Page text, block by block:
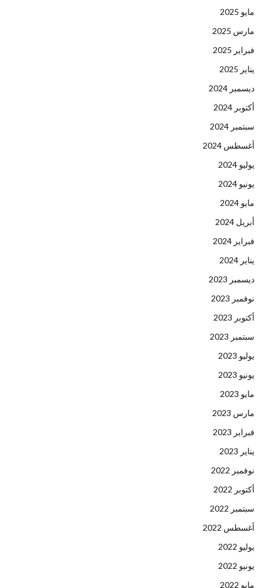
مايو 2025
مارس 2025
فبراير 2025
يناير 2025
ديسمبر 2024
أكتوبر 2024
سبتمبر 2024
أغسطس 2024
يوليو 2024
يونيو 2024
مايو 2024
أبريل 2024
فبراير 2024
يناير 2024
ديسمبر 2023
نوفمبر 2023
أكتوبر 2023
سبتمبر 2023
يوليو 2023
يونيو 2023
مايو 2023
مارس 2023
فبراير 2023
يناير 2023
نوفمبر 2022
أكتوبر 2022
سبتمبر 2022
أغسطس 2022
يوليو 2022
يونيو 2022
مايو 2022